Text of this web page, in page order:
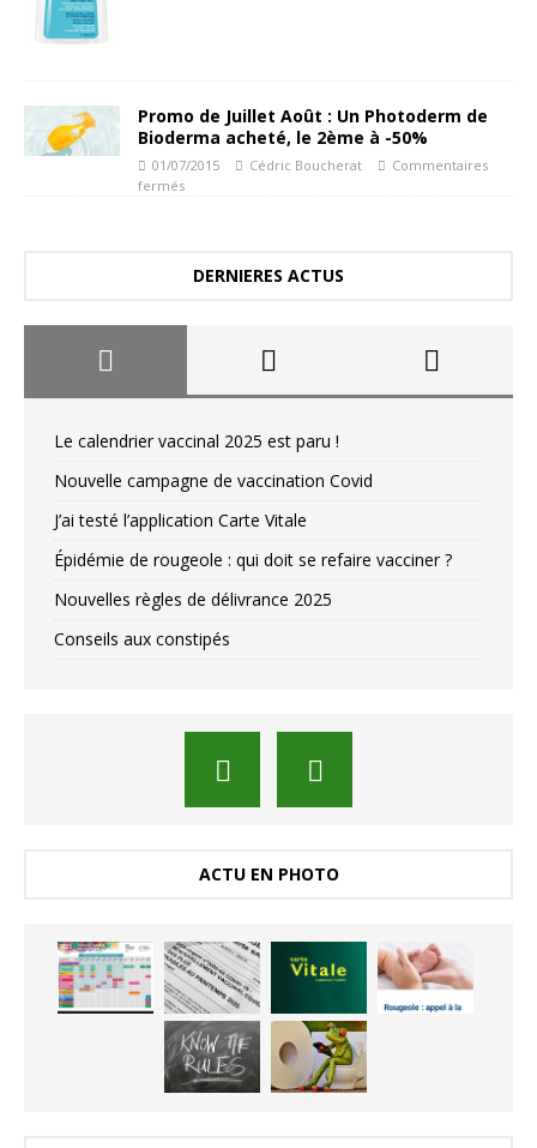
Promo de Juillet Août : Un Photoderm de
Bioderma acheté, le 2ème à -50%
01/07/2015 Cédric Boucherat
Commentaires
fermés
DERNIERES ACTUS
Le calendrier vaccinal 2025 est paru !
Nouvelle campagne de vaccination Covid
J’ai testé l’application Carte Vitale
Épidémie de rougeole : qui doit se refaire vacciner ?
Nouvelles règles de délivrance 2025
Conseils aux constipés
ACTU EN PHOTO